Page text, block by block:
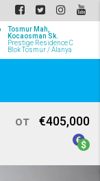
Tosmur Mah,
Kocaosman Sk.
Prestige Residence C
Blok Tosmur / Alanya
от €405,000